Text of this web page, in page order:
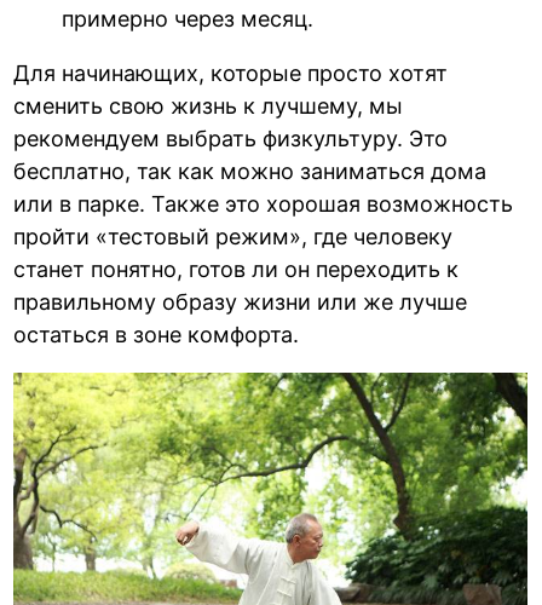
примерно через месяц.
Для начинающих, которые просто хотят
сменить свою жизнь к лучшему, мы
рекомендуем выбрать физкультуру. Это
бесплатно, так как можно заниматься дома
или в парке. Также это хорошая возможность
пройти «тестовый режим», где человеку
станет понятно, готов ли он переходить к
правильному образу жизни или же лучше
остаться в зоне комфорта.